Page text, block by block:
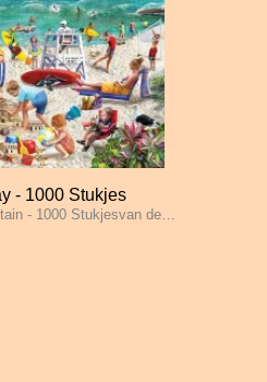
- 1000 Stukjes
- 1000 Stukjesvan de…